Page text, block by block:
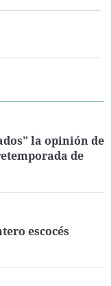
la opinión de
de
escocés